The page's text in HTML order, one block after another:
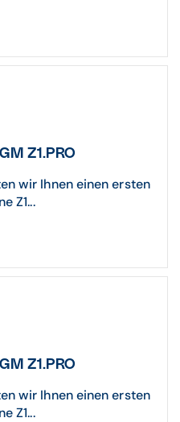
Z1.PRO
wir Ihnen einen ersten
Z1...
Z1.PRO
wir Ihnen einen ersten
Z1...